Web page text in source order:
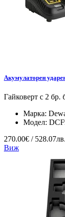
Акумулаторен
Гайковерт с 2 бр.
Марка:
Модел:
270.00€ / 528.07лв.
Виж